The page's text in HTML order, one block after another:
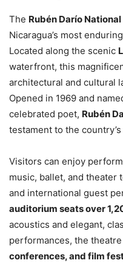
The Rubén Darío
Nicaragua’s most
Located along the scenic
waterfront, this
architectural and cultural
Opened in 1969 and
celebrated poet, Rubén
testament to the
Visitors can enjoy
music, ballet, and theater
and international guest
auditorium seats over
acoustics and elegant,
performances, the
conferences, and film